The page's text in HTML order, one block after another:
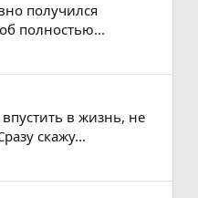
получился
полностью...
в жизнь, не
скажу...